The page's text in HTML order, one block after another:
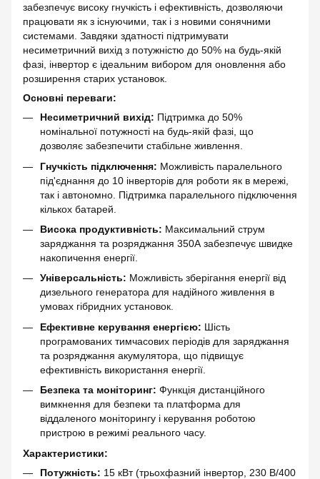
забезпечує високу гнучкість і ефективність, дозволяючи
працювати як з існуючими, так і з новими сонячними
системами. Завдяки здатності підтримувати
несиметричний вихід з потужністю до 50% на будь-якій
фазі, інвертор є ідеальним вибором для оновлення або
розширення старих установок.
Основні переваги:
Несиметричний вихід: Підтримка до 50%
номінальної потужності на будь-якій фазі, що
дозволяє забезпечити стабільне живлення.
Гнучкість підключення: Можливість паралельного
під'єднання до 10 інверторів для роботи як в мережі,
так і автономно. Підтримка паралельного підключення
кількох батарей.
Висока продуктивність: Максимальний струм
заряджання та розряджання 350А забезпечує швидке
накопичення енергії.
Універсальність: Можливість зберігання енергії від
дизельного генератора для надійного живлення в
умовах гібридних установок.
Ефективне керування енергією: Шість
програмованих тимчасових періодів для заряджання
та розряджання акумулятора, що підвищує
ефективність використання енергії.
Безпека та моніторинг: Функція дистанційного
вимкнення для безпеки та платформа для
віддаленого моніторингу і керування роботою
пристрою в режимі реального часу.
Характеристики:
Потужність: 15 кВт (трьохфазний інвертор, 230 В/400